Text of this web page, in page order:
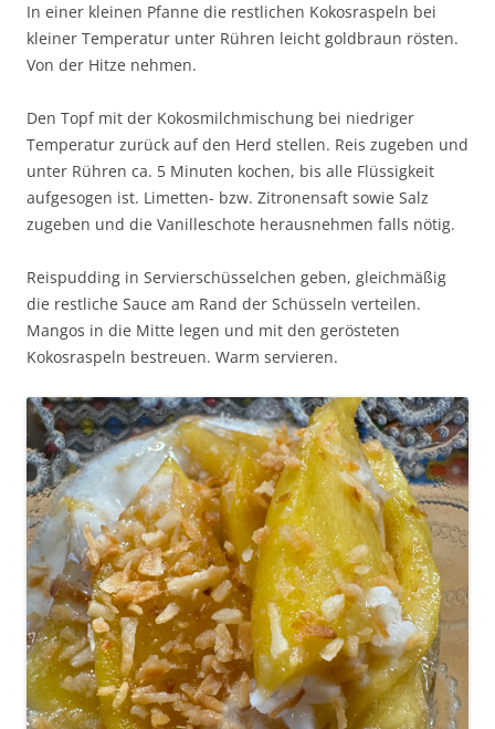
In einer kleinen Pfanne die restlichen Kokosraspeln bei
kleiner Temperatur unter Rühren leicht goldbraun rösten.
Von der Hitze nehmen.
Den Topf mit der Kokosmilchmischung bei niedriger
Temperatur zurück auf den Herd stellen. Reis zugeben und
unter Rühren ca. 5 Minuten kochen, bis alle Flüssigkeit
aufgesogen ist. Limetten- bzw. Zitronensaft sowie Salz
zugeben und die Vanilleschote herausnehmen falls nötig.
Reispudding in Servierschüsselchen geben, gleichmäßig
die restliche Sauce am Rand der Schüsseln verteilen.
Mangos in die Mitte legen und mit den gerösteten
Kokosraspeln bestreuen. Warm servieren.